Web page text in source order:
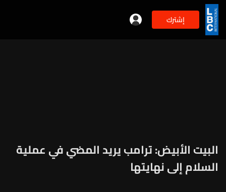
إشترك
البيت الأبيض: ترامب يريد المضي في عملية
السلام إلى نهايتها